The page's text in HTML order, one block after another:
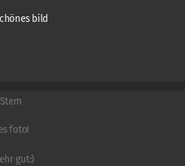
bild
foto!
gut:)